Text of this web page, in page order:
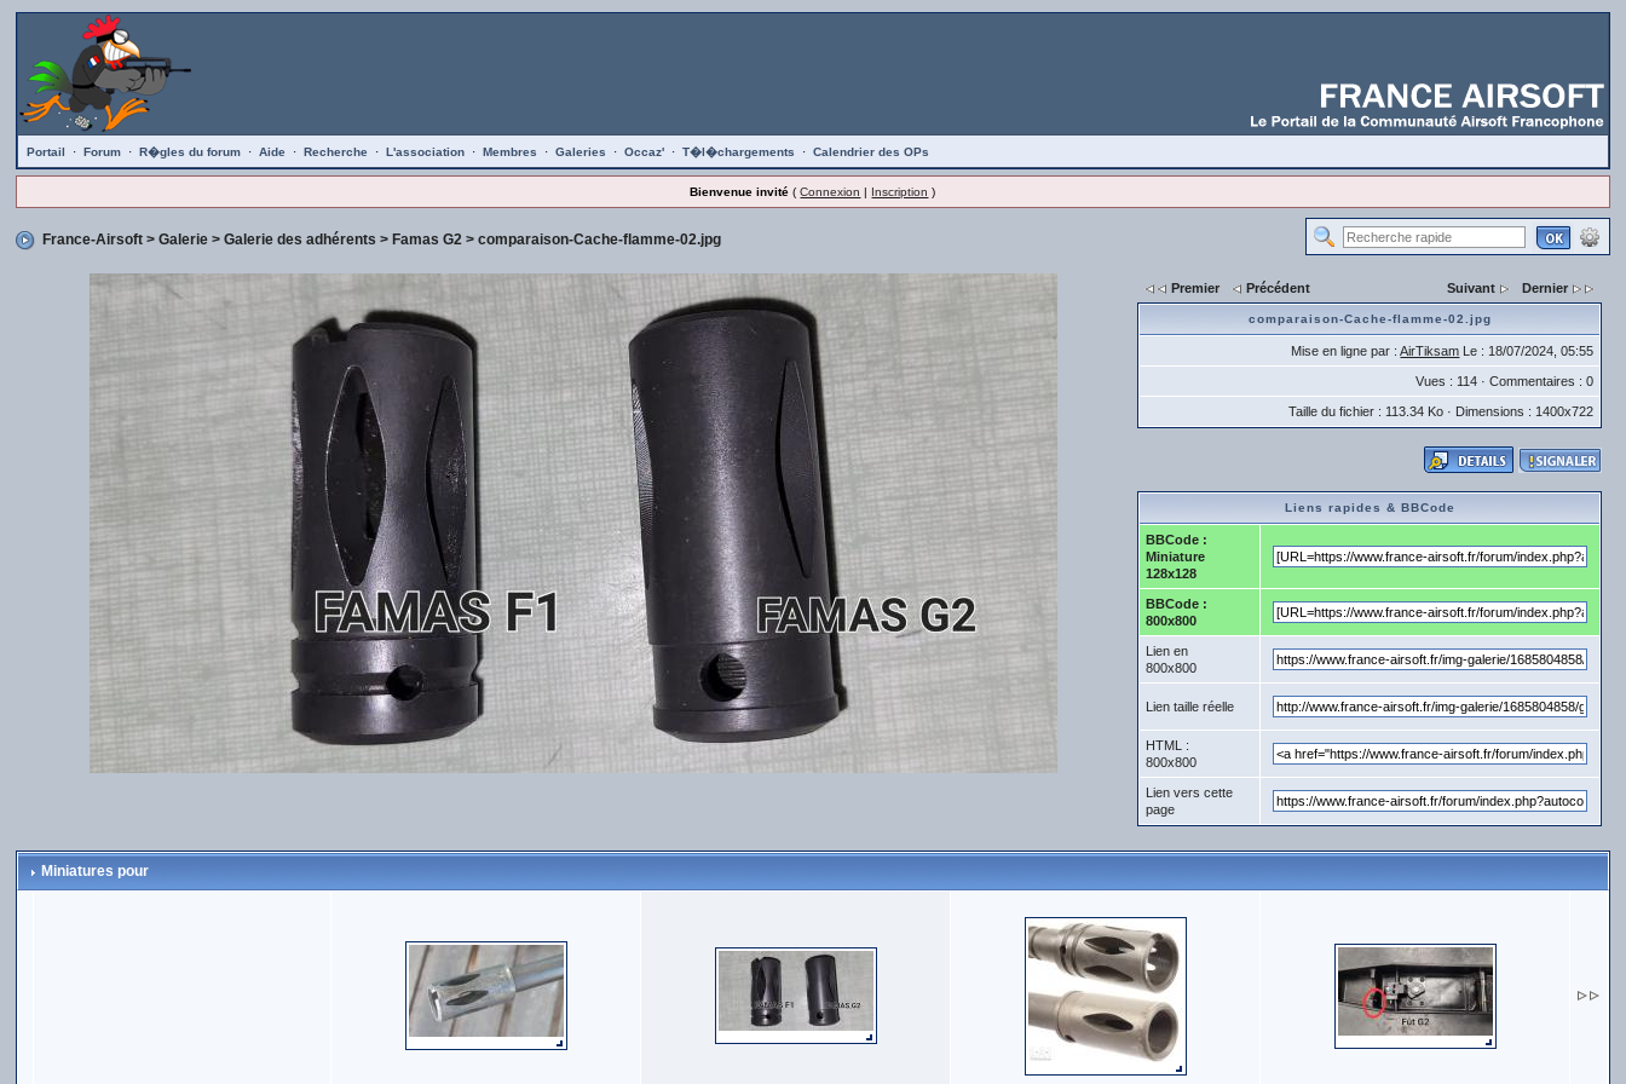
Portail · Forum · R�gles du forum · Aide · Recherche · L'association · Membres · Galeries · Occaz' · T�l�chargements · Calendrier des OPs
Bienvenue invité (Connexion | Inscription )
France-Airsoft >Galerie >Galerie des adhérents > Famas G2 > comparaison-Cache-flamme-02.jpg
Premier Précédent Suivant Dernier
comparaison-Cache-flamme-02.jpg
Mise en ligne par :AirTiksam Le : 18/07/2024, 05:55
Vues : 114 · Commentaires : 0
Taille du fichier : 113.34 Ko · Dimensions : 1400x722
Liens rapides & BBCode
BBCode :
Miniature
128x128
BBCode :
800x800
Lien en
800x800
Lien taille réelle
HTML :
800x800
Lien vers cette
page
Miniatures pour